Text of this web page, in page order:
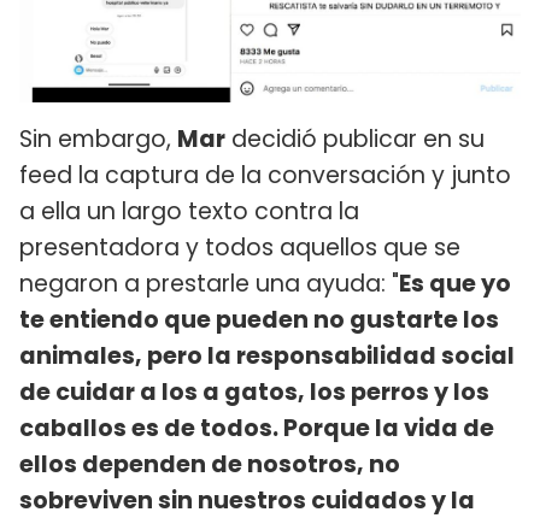
Sin embargo, Mar decidió publicar en su
feed la captura de la conversación y junto
a ella un largo texto contra la
presentadora y todos aquellos que se
negaron a prestarle una ayuda: "Es que yo
te entiendo que pueden no gustarte los
animales, pero la responsabilidad social
de cuidar a los a gatos, los perros y los
caballos es de todos. Porque la vida de
ellos dependen de nosotros, no
sobreviven sin nuestros cuidados y la